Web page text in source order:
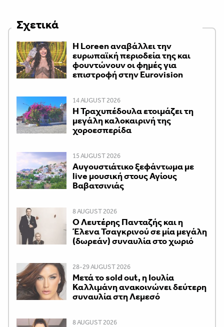
Σχετικά
Η Loreen αναβάλλει την
ευρωπαϊκή περιοδεία της και
φουντώνουν οι φημές για
επιστροφή στην Eurovision
14 AUGUST 2026
Η Τραχυπέδουλα ετοιμάζει τη
μεγάλη καλοκαιρινή της
χοροεσπερίδα
15 AUGUST 2026
Αυγουστιάτικο ξεφάντωμα με
live μουσική στους Αγίους
Βαβατσινιάς
8 AUGUST 2026
Ο Λευτέρης Πανταζής και η
Έλενα Τσαγκρινού σε μία μεγάλη
(δωρεάν) συναυλία στο χωριό
28-29 AUGUST 2026
Μετά το sold out, η Ιουλία
Καλλιμάνη ανακοινώνει δεύτερη
συναυλία στη Λεμεσό
8 AUGUST 2026